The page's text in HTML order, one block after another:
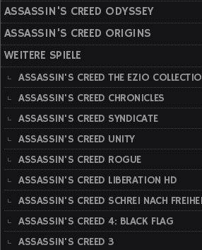
ASSASSIN'S CREED ODYSSEY
ASSASSIN'S CREED ORIGINS
WEITERE SPIELE
ASSASSIN'S CREED THE EZIO
ASSASSIN'S CREED CHRONICLES
ASSASSIN'S CREED SYNDICATE
ASSASSIN'S CREED UNITY
ASSASSIN'S CREED ROGUE
ASSASSIN'S CREED LIBERATION HD
ASSASSIN'S CREED SCHREI NACH
ASSASSIN'S CREED 4: BLACK FLAG
ASSASSIN'S CREED 3